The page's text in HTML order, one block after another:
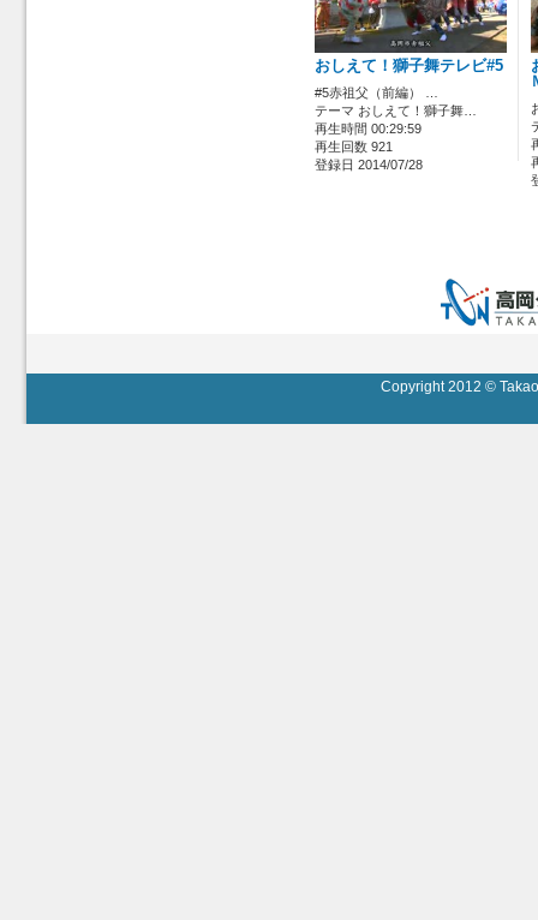
おしえて！獅子舞テレビ#5
#5赤祖父（前編） …
テーマ おしえて！獅子舞…
再生時間 00:29:59
再生回数 921
登録日 2014/07/28
Copyright 2012 ©